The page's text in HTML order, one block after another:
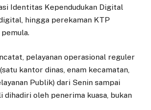
Identitas Kependudukan Digital
hingga perekaman KTP
pelayanan operasional reguler
kantor dinas, enam kecamatan,
Publik) dari Senin sampai
dihadiri oleh penerima kuasa, bukan